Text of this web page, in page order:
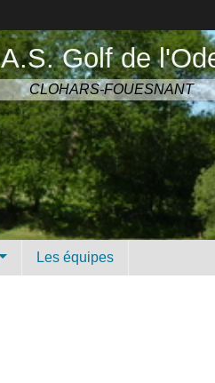
A.S. Golf de
CLOHARS-FOUESNANT
Les équipes